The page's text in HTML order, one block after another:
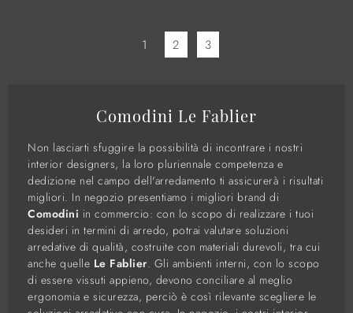
1 2 3
Comodini Le Fablier
Non lasciarti sfuggire la possibilità di incontrare i nostri
interior designers, la loro pluriennale competenza e
dedizione nel campo dell'arredamento ti assicurerà i risultati
migliori. In negozio presentiamo i migliori brand di
Comodini in commercio: con lo scopo di realizzare i tuoi
desideri in termini di arredo, potrai valutare soluzioni
arredative di qualità, costruite con materiali durevoli, tra cui
anche quelle Le Fablier. Gli ambienti interni, con lo scopo
di essere vissuti appieno, devono conciliare al meglio
ergonomia e sicurezza, perciò è così rilevante scegliere le